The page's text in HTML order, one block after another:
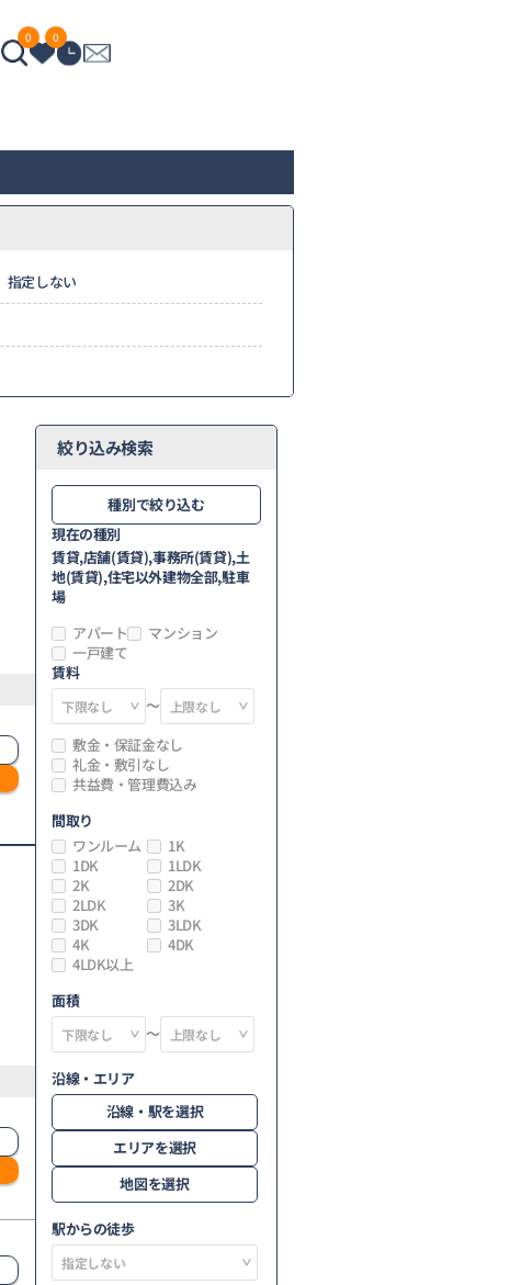
0 0
指定しない
絞り込み検索
種別で絞り込む
現在の種別
賃貸,店舗(賃貸),事務所(賃貸),土
地(賃貸),住宅以外建物全部,駐車
場
アパート
マンション
一戸建て
賃料
～
敷金・保証金なし
礼金・敷引なし
共益費・管理費込み
間取り
ワンルーム
1K
1DK
1LDK
2K
2DK
2LDK
3K
3DK
3LDK
4K
4DK
4LDK以上
面積
～
沿線・エリア
沿線・駅を選択
エリアを選択
地図を選択
駅からの徒歩